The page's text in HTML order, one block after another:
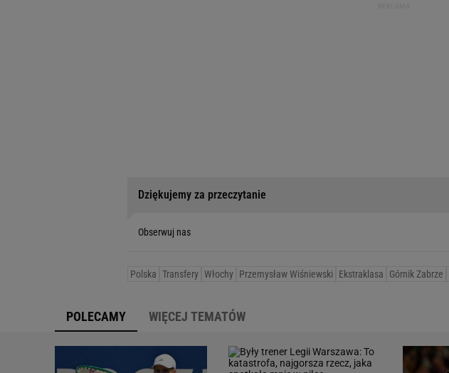
Dziękujemy za przeczytanie
Obserwuj nas
Polska Transfery Włochy Przemysław Wiśniewski Ekstraklasa Górnik Zabrze
POLECAMY WIĘCEJ TEMATÓW